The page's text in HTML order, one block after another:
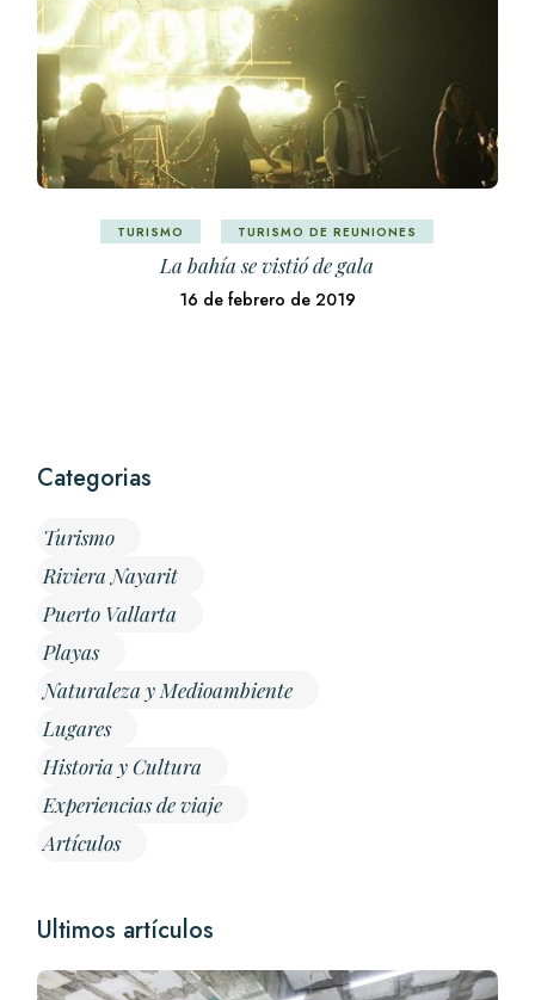
TURISMO TURISMO DE REUNIONES
La bahía se vistió de gala
16 de febrero de 2019
Categorias
Turismo
Riviera Nayarit
Puerto Vallarta
Playas
Naturaleza y Medioambiente
Lugares
Historia y Cultura
Experiencias de viaje
Artículos
Ultimos artículos